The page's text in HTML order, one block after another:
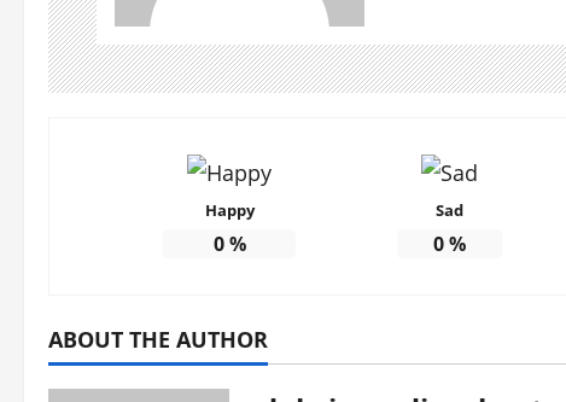
Happy
0%
Sad
0%
ABOUT THE AUTHOR